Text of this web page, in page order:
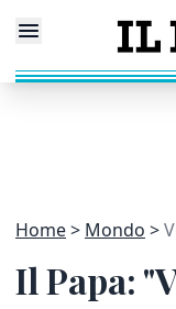
Home Mondo
Il Papa: